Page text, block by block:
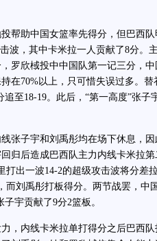
助中国女篮率先得分，但巴西队
波，其中卡米拉一人贡献了8分。
罗欣棫投中中国队第一记三分，
在70%以上，只可惜失误过多。
追至18-19。此后，“第一高度”张
子宇和刘禹彤均在场下休息，因
归后造成巴西队主力内线卡米拉
打出一波14-2的超级攻击波将分差
而刘禹彤打板得分。两节战罢，中
宇贡献了9分2篮板。
内线卡米拉单打得分之后巴西队